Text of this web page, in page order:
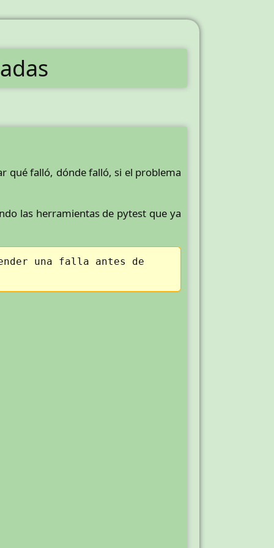
qué falló, dónde falló, si el problema
las herramientas de pytest que ya
una falla antes de